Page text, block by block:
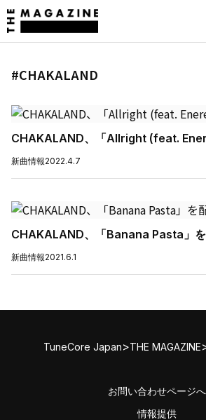
#CHAKALAND
CHAKALAND、「Allright (feat.
新曲情報2022.4.7
CHAKALAND、「Banana Pasta」
新曲情報2021.6.1
TuneCore Japan>THE MAGAZINE
お問い合わせページへ
情報提供